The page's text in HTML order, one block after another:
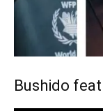
Bushido